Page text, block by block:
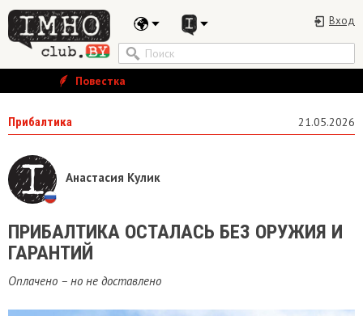
Вход
Повестка
Прибалтика 21.05.2026
Анастасия Кулик
ПРИБАЛТИКА ОСТАЛАСЬ БЕЗ ОРУЖИЯ И
ГАРАНТИЙ
Оплачено – но не доставлено